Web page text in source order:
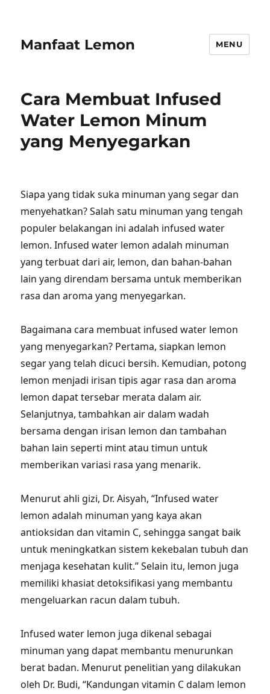
Manfaat Lemon MENU
Cara Membuat Infused
Water Lemon Minum
yang Menyegarkan
Siapa yang tidak suka minuman yang segar dan
menyehatkan? Salah satu minuman yang tengah
populer belakangan ini adalah infused water
lemon. Infused water lemon adalah minuman
yang terbuat dari air, lemon, dan bahan-bahan
lain yang direndam bersama untuk memberikan
rasa dan aroma yang menyegarkan.
Bagaimana cara membuat infused water lemon
yang menyegarkan? Pertama, siapkan lemon
segar yang telah dicuci bersih. Kemudian, potong
lemon menjadi irisan tipis agar rasa dan aroma
lemon dapat tersebar merata dalam air.
Selanjutnya, tambahkan air dalam wadah
bersama dengan irisan lemon dan tambahan
bahan lain seperti mint atau timun untuk
memberikan variasi rasa yang menarik.
Menurut ahli gizi, Dr. Aisyah, “Infused water
lemon adalah minuman yang kaya akan
antioksidan dan vitamin C, sehingga sangat baik
untuk meningkatkan sistem kekebalan tubuh dan
menjaga kesehatan kulit.” Selain itu, lemon juga
memiliki khasiat detoksifikasi yang membantu
mengeluarkan racun dalam tubuh.
Infused water lemon juga dikenal sebagai
minuman yang dapat membantu menurunkan
berat badan. Menurut penelitian yang dilakukan
oleh Dr. Budi, “Kandungan vitamin C dalam lemon